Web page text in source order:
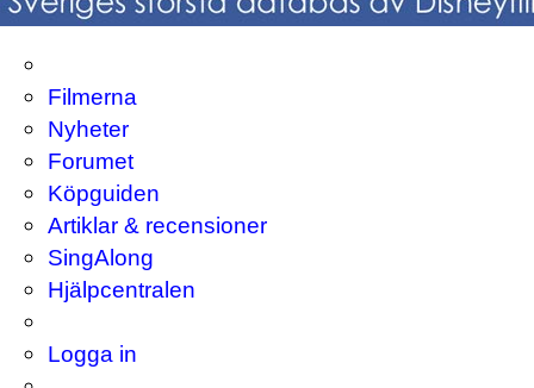
Filmerna
Nyheter
Forumet
Köpguiden
Artiklar & recensioner
SingAlong
Hjälpcentralen
Logga in